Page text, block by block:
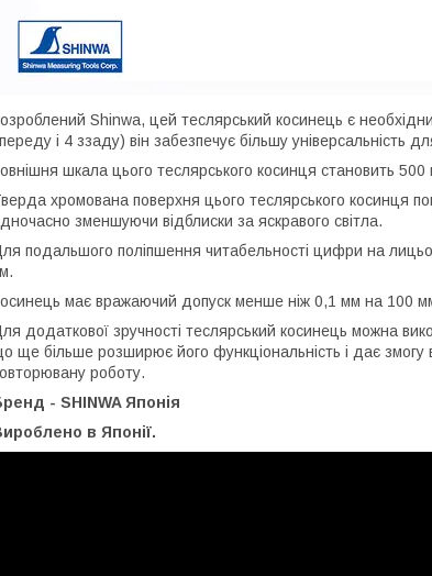
Shinwa, цей теслярський косинець є
і 4 ззаду) він забезпечує більшу універсальність
шкала цього теслярського косинця становить
хромована поверхня цього теслярського косинця
зменшуючи відблиски за яскравого світла.
подальшого поліпшення читабельності цифри на
має вражаючий допуск менше ніж 0,1 мм на 100
додаткової зручності теслярський косинець можна
ще більше розширює його функціональність і дає
роботу.
- SHINWA Японія
в Японії.